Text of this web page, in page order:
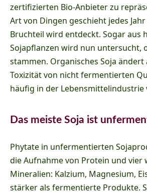
zertifizierten Bio-Anbieter zu
Art von Dingen geschieht jedes
Bruchteil wird entdeckt. Sogar aus
Sojapflanzen wird nun untersucht,
stammen. Organisches Soja
Toxizität von nicht fermentierten
häufig in der Lebensmittelindustrie
Das meiste Soja ist
Phytate in unfermentierten
die Aufnahme von Protein und vier
Mineralien: Kalzium, Magnesium,
stärker als fermentierte Produkte.